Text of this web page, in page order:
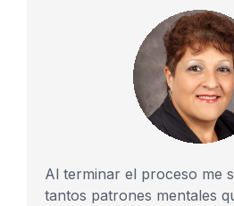
Al terminar el proceso me
tantos patrones mentales